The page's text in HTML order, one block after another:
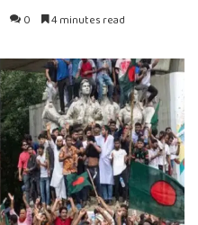
0 4 minutes read